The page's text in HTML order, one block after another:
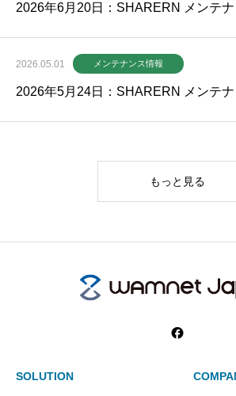
2026年6月20日：SHARERN メンテ
2026.05.01 メンテナンス情報
2026年5月24日：SHARERN メンテ
もっと見る
SOLUTION